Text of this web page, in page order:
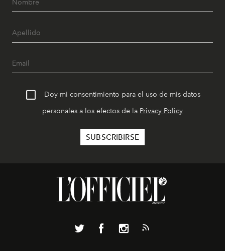
Doy mi consentimiento para el uso de mis datos
personales a los efectos de la Privacy Policy